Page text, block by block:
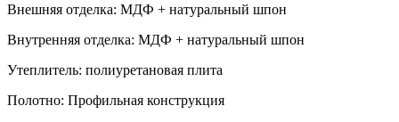
Внешняя отделка: МДФ + натуральный шпон
Внутренняя отделка: МДФ + натуральный шпон
Утеплитель: полиуретановая плита
Полотно: Профильная конструкция